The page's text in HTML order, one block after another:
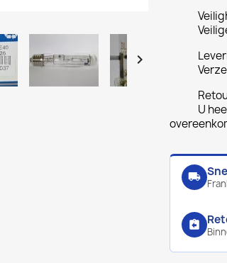

U
local_shipping
assignment_return